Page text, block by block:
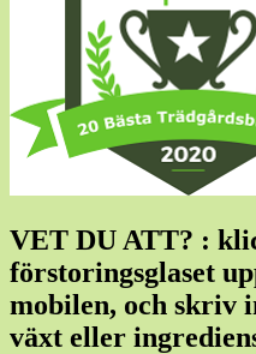
VET DU ATT? :
förstoringsglaset
mobilen, och skriv
växt eller